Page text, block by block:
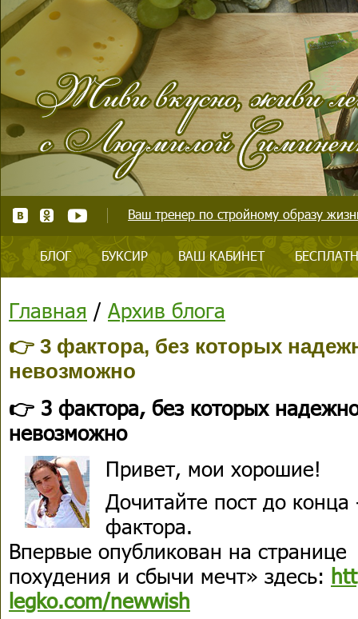
Ваш тренер по стройному образу
БЛОГ БУКСИР ВАШ КАБИНЕТ
Главная / Архив блога
👉 3 фактора, без которых
невозможно
👉 3 фактора, без которых
невозможно
Привет, мои хорошие!
Дочитайте пост до конца
фактора.
Впервые опубликован на
похудения и сбычи мечт» здесь:
legko.com/newwish